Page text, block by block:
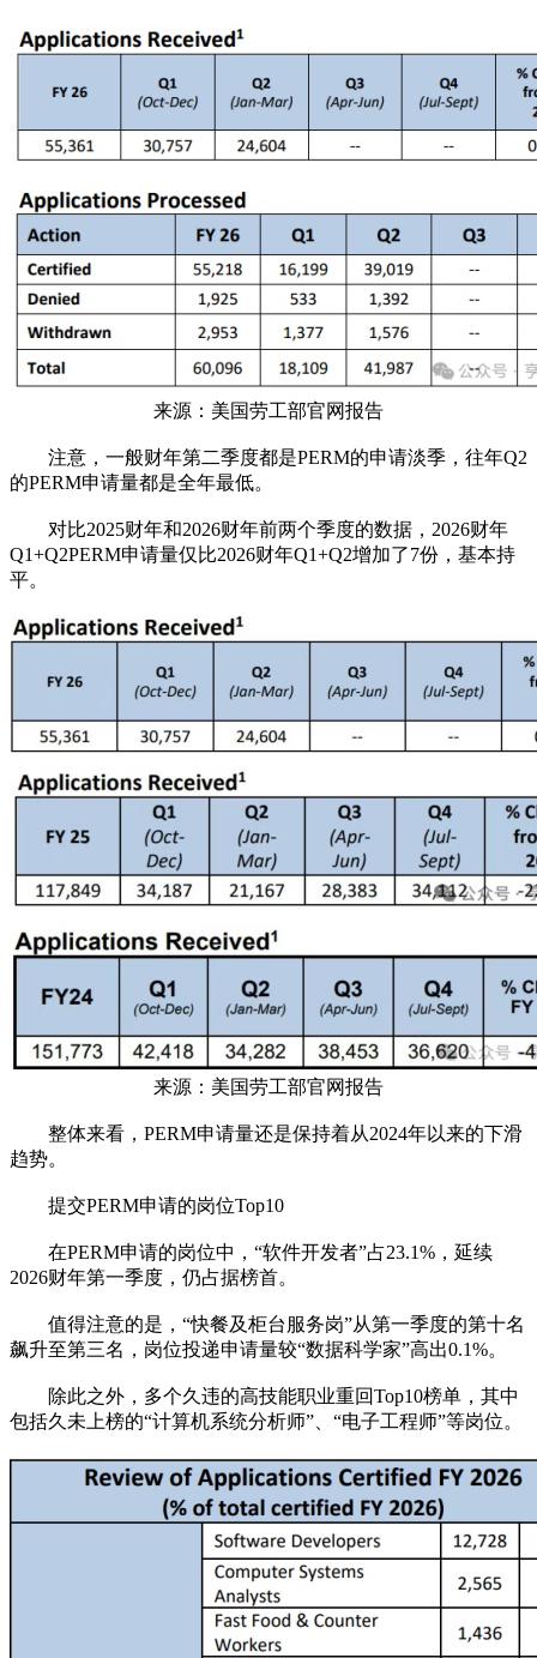
来源：美国劳工部官网报告
注意，一般财年第二季度都是PERM的申请淡季，往年Q2
的PERM申请量都是全年最低。
对比2025财年和2026财年前两个季度的数据，2026财年
Q1+Q2PERM申请量仅比2026财年Q1+Q2增加了7份，基本持
平。
来源：美国劳工部官网报告
整体来看，PERM申请量还是保持着从2024年以来的下滑
趋势。
提交PERM申请的岗位Top10
在PERM申请的岗位中，“软件开发者”占23.1%，延续
2026财年第一季度，仍占据榜首。
值得注意的是，“快餐及柜台服务岗”从第一季度的第十名
飙升至第三名，岗位投递申请量较“数据科学家”高出0.1%。
除此之外，多个久违的高技能职业重回Top10榜单，其中
包括久未上榜的“计算机系统分析师”、“电子工程师”等岗位。